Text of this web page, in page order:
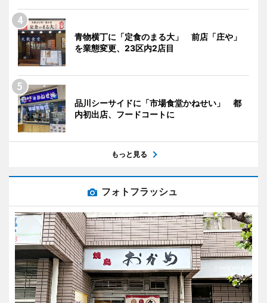
青物横丁に「定食のまる大」 前店「庄や」
を業態変更、23区内2店目
品川シーサイドに「市場食堂かねせい」 都
内初出店、フードコートに
もっと見る
フォトフラッシュ